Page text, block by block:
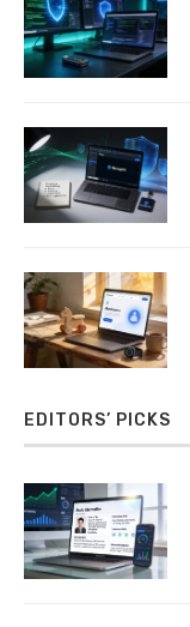
EDITORS’ PICKS